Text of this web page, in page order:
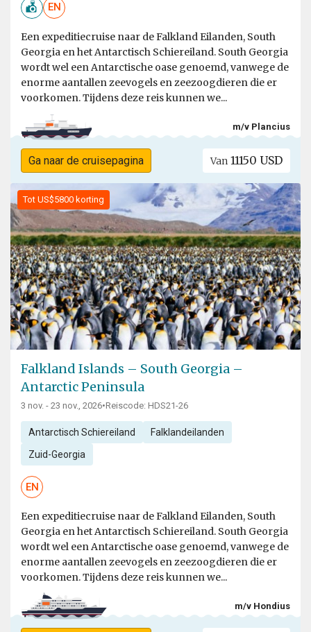
EN
Een expeditiecruise naar de Falkland Eilanden, South
Georgia en het Antarctisch Schiereiland. South Georgia
wordt wel een Antarctische oase genoemd, vanwege de
enorme aantallen zeevogels en zeezoogdieren die er
voorkomen. Tijdens deze reis kunnen we...
m/v Plancius
Ga naar de cruisepagina Van 11150 USD
Tot US$5800 korting
Falkland Islands – South Georgia –
Antarctic Peninsula
3 nov. - 23 nov., 2026•Reiscode: HDS21-26
Antarctisch Schiereiland Falklandeilanden
Zuid-Georgia
EN
Een expeditiecruise naar de Falkland Eilanden, South
Georgia en het Antarctisch Schiereiland. South Georgia
wordt wel een Antarctische oase genoemd, vanwege de
enorme aantallen zeevogels en zeezoogdieren die er
voorkomen. Tijdens deze reis kunnen we...
m/v Hondius